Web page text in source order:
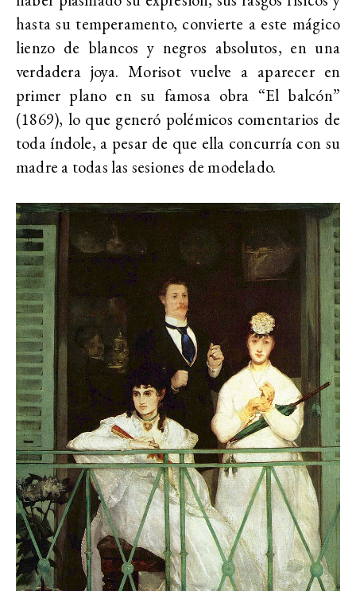
hasta su temperamento, convierte a este mágico
lienzo de blancos y negros absolutos, en una
verdadera joya. Morisot vuelve a aparecer en
primer plano en su famosa obra “El balcón”
(1869), lo que generó polémicos comentarios de
toda índole, a pesar de que ella concurría con su
madre a todas las sesiones de modelado.